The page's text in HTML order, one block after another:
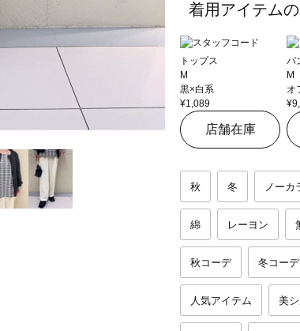
着用アイテム
トップス
M
黒×白系
¥1,089
店舗在庫
パ
M
オ
秋 冬 ノーカ
綿 レーヨン
秋コーデ 冬コーデ
人気アイテム 美